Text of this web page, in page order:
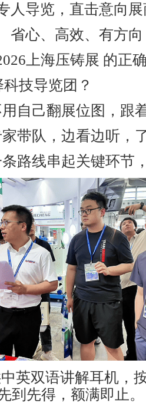
人导览，直击意向展
省心、高效、有方向
上海压铸展 的正
技导览团？
用自己翻展位图，跟
带队，边看边听，
条路线串起关键环节
英双语讲解耳机，
到先得，额满即止。